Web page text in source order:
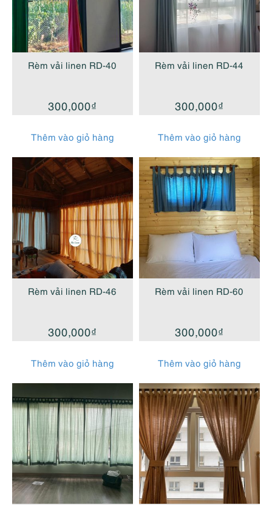
Rèm vải linen RD-40
300,000₫
Thêm vào giỏ hàng
Rèm vải linen RD-44
300,000₫
Thêm vào giỏ hàng
Rèm vải linen RD-46
300,000₫
Thêm vào giỏ hàng
Rèm vải linen RD-60
300,000₫
Thêm vào giỏ hàng